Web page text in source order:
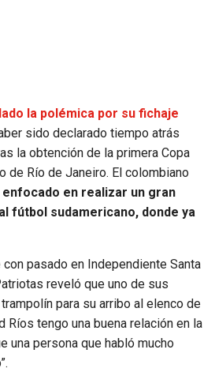
la polémica por su fichaje
sido declarado tiempo atrás
la obtención de la primera Copa
de Río de Janeiro. El colombiano
en realizar un gran
fútbol sudamericano, donde ya
pasado en Independiente Santa
reveló que uno de sus
para su arribo al elenco de
Ríos tengo una buena relación en la
una persona que habló mucho